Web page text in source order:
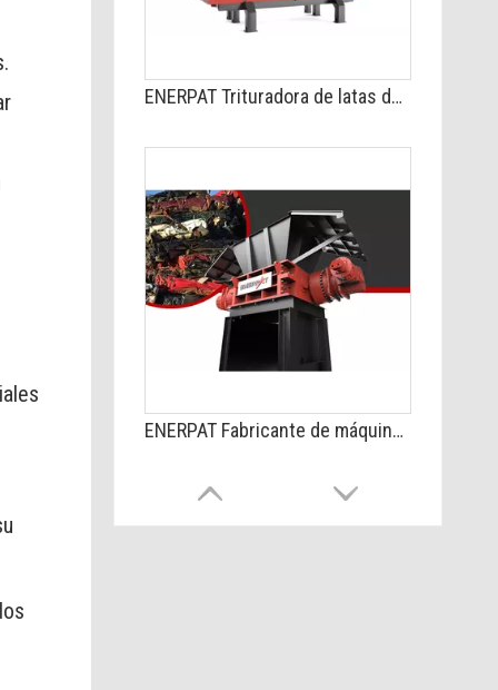
ENERPAT Trituradora de latas de aluminio MSA-F3000 a la venta
ENERPAT Fabricante de máquinas trituradoras de automóviles